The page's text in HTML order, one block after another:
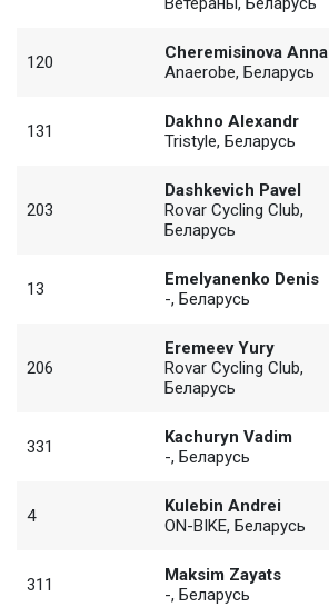
120
Cheremisinova Anna
Anaerobe, Беларусь
131
Dakhno Alexandr
Tristyle, Беларусь
203
Dashkevich Pavel
Rovar Cycling Club,
Беларусь
13
Emelyanenko Denis
-, Беларусь
206
Eremeev Yury
Rovar Cycling Club,
Беларусь
331
Kachuryn Vadim
-, Беларусь
4
Kulebin Andrei
ON-BIKE, Беларусь
311
Maksim Zayats
-, Беларусь